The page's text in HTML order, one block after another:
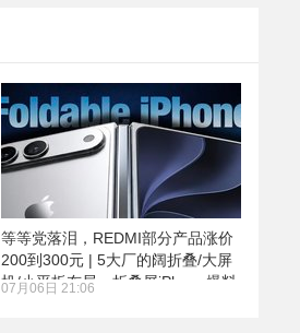
等等党落泪，REDMI部分产品涨价
200到300元 | 5大厂的阔折叠/大屏
机/小平板布局、折叠屏iPhone爆料
07月06日 21:06